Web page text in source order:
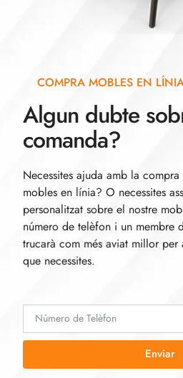
COMPRA MOBLES EN
Algun dubte
comanda?
Necessites ajuda amb la
mobles en línia? O necessites
personalitzat sobre el nostre
número de telèfon i un membre
trucarà com més aviat millor per
que necessites.
Enviar